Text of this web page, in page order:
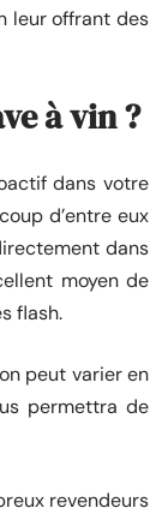
leur offrant des
à vin ?
dans votre
d’entre eux
dans
moyen de
flash.
peut varier en
permettra de
revendeurs